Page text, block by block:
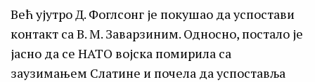
Већ ујутро Д. Фоглсонг је покушао да успостави
контакт са В. М. Заварзиним. Односно, постало је
јасно да се НАТО војска помирила са
заузимањем Слатине и почела да успоставља